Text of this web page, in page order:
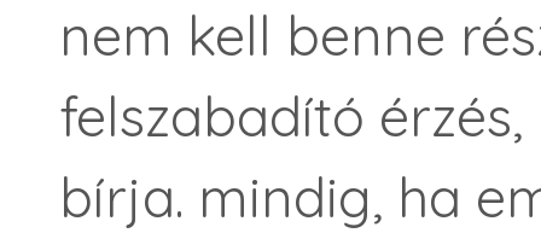
nem kell benne
felszabadító
bírja. mindig, ha